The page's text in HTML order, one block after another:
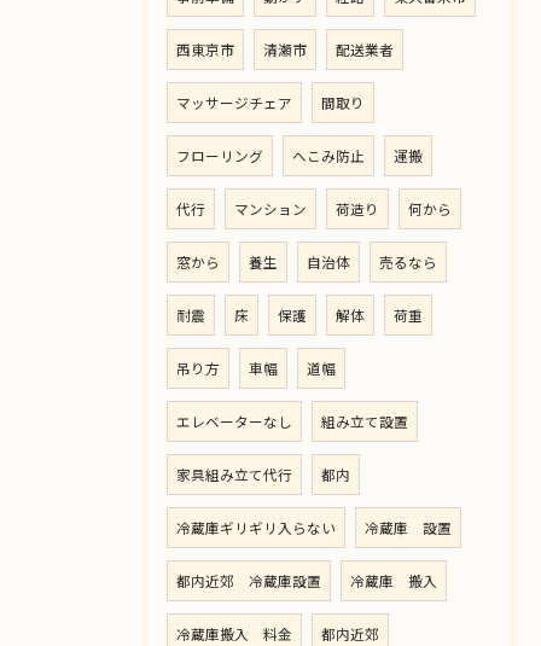
西東京市 清瀬市 配送業者
マッサージチェア 間取り
フローリング へこみ防止 運搬
代行 マンション 荷造り 何から
窓から 養生 自治体 売るなら
耐震 床 保護 解体 荷重
吊り方 車幅 道幅
エレベーターなし 組み立て設置
家具組み立て代行 都内
冷蔵庫ギリギリ入らない 冷蔵庫 設置
都内近郊 冷蔵庫設置 冷蔵庫 搬入
冷蔵庫搬入 料金 都内近郊